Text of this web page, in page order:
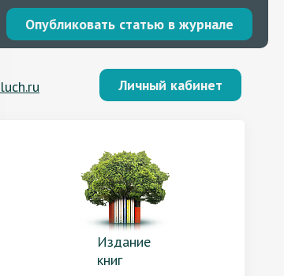
Опубликовать статью в журнале
Личный кабинет
Издание
книг